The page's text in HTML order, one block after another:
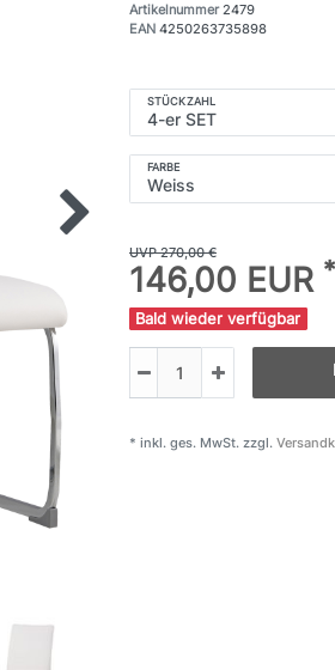
Artikelnummer2479
EAN 4250263735898
STÜCKZAHL
FARBE
UVP 270,00 €
146,00 EUR *
Bald wieder verfügbar
* inkl. ges. MwSt. zzgl.